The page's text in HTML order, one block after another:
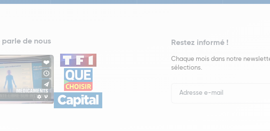
parle de nous Restez informé !
Chaque mois dans notre
sélections.
Newsletter